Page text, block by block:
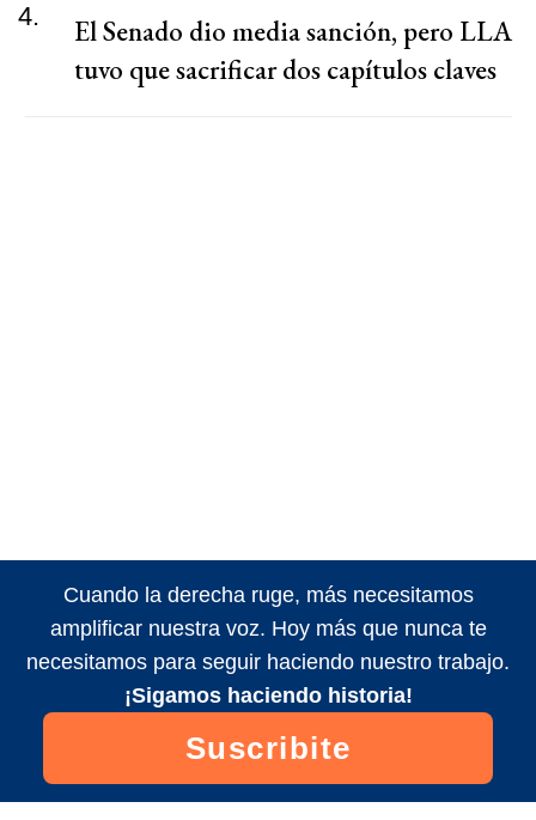
4.
El Senado dio media sanción, pero LLA
tuvo que sacrificar dos capítulos claves
Cuando la derecha ruge, más necesitamos
amplificar nuestra voz. Hoy más que nunca te
necesitamos para seguir haciendo nuestro trabajo.
¡Sigamos haciendo historia!
Suscribite